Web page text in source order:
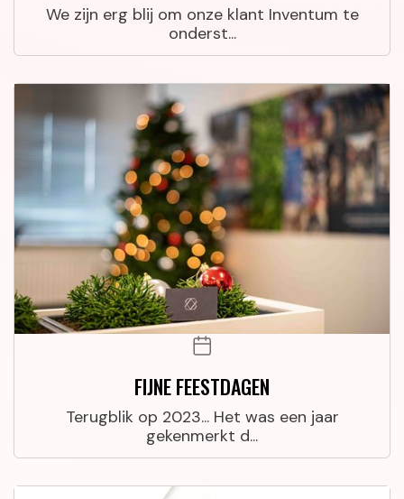
We zijn erg blij om onze klant Inventum te
onderst...
FIJNE FEESTDAGEN
Terugblik op 2023... Het was een jaar
gekenmerkt d...